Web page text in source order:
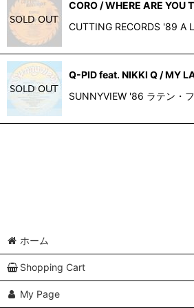
並び順: CORO / WHERE ARE YOU
CUTTING RECORDS '89 A
Q-PID feat. NIKKI Q / MY
SUNNYVIEW '86 ラテン・
ホーム
Shopping Cart
My Page